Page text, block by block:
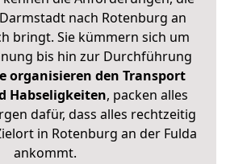
nach Rotenburg an
bringt. Sie kümmern sich um
bis hin zur Durchführung
organisieren den Transport
Habseligkeiten, packen alles
dafür, dass alles rechtzeitig
in Rotenburg an der Fulda
ankommt.